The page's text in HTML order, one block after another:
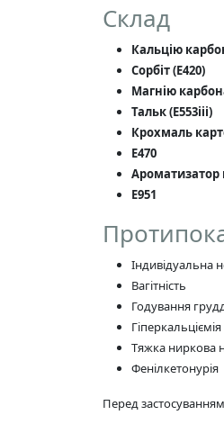
Склад
Кальцію
Сорбіт (Е420)
Магнію
Тальк (Е553iii)
Крохмаль
Е470
Ароматизатор
Е951
Індивідуальна
Вагітність
Годування
Гіперкальціємія
Тяжка ниркова
Фенілкетонурія
Перед